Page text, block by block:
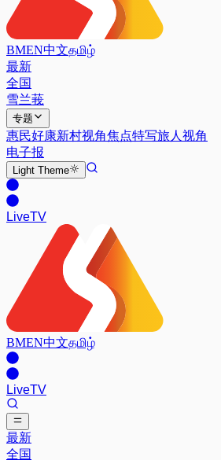
BMEN中文தமிழ்
最新
全国
雪兰莪
专题
惠民好康新村视角焦点特写旅人视角
电子报
Light Theme
LiveTV
BMEN中文தமிழ்
LiveTV
最新
全国